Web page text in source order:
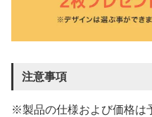
注意事項
※製品の仕様および価格は